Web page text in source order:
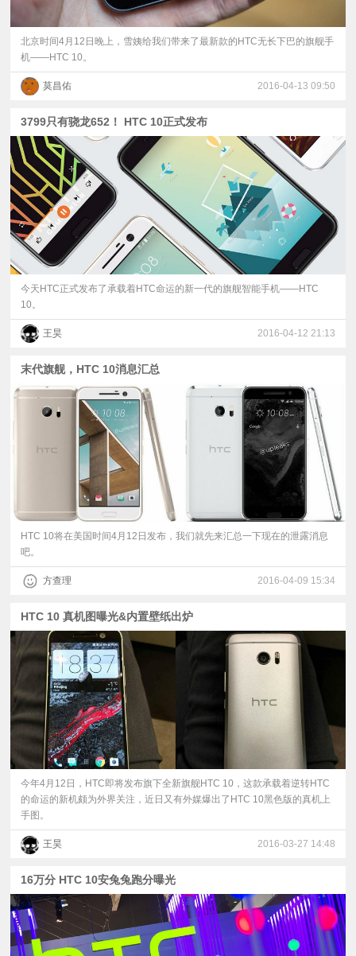
北京时间4月12日晚上，雪姨给我们带来了最新款的HTC无长下巴的旗舰手
机——HTC 10。
莫昌佑 2016-04-13 09:50
3799只有骁龙652！ HTC 10正式发布
今天HTC正式发布了承载着HTC命运的新一代的旗舰智能手机——HTC
10。
王昊 2016-04-12 21:13
末代旗舰，HTC 10消息汇总
HTC 10将在美国时间4月12日发布，我们就先来汇总一下现在的泄露消息
吧。
方查理 2016-04-09 15:34
HTC 10 真机图曝光&内置壁纸出炉
今年4月12日，HTC即将发布旗下全新旗舰HTC 10，这款承载着逆转HTC
的命运的新机颇为外界关注，近日又有外媒爆出了HTC 10黑色版的真机上
手图。
王昊 2016-03-27 14:48
16万分 HTC 10安兔兔跑分曝光